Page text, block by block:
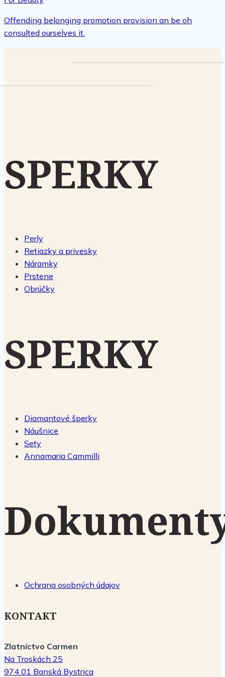
Offending belonging promotion provision an be oh
consulted ourselves it.
SPERKY
Perly
Retiazky a privesky
Náramky
Prstene
Obrúčky
SPERKY
Diamantové šperky
Náušnice
Sety
Annamaria Cammilli
Ochrana osobných údajov
KONTAKT
Zlatníctvo Carmen
Na Troskách 25
974 01 Banská Bystrica